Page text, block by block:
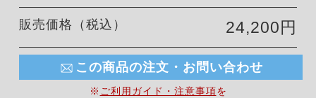
販売価格（税込） 24,200円
この商品の注文・お問い合わせ
※ ご利用ガイド・注意事項を